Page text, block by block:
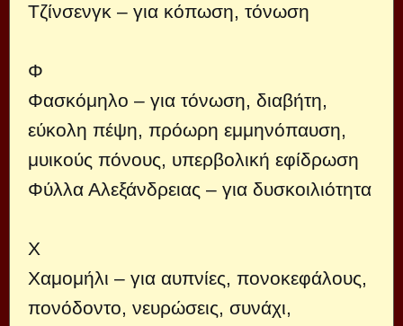
Τζίνσενγκ – για κόπωση, τόνωση
Φ
Φασκόμηλο – για τόνωση, διαβήτη,
εύκολη πέψη, πρόωρη εμμηνόπαυση,
μυικούς πόνους, υπερβολική εφίδρωση
Φύλλα Αλεξάνδρειας – για δυσκοιλιότητα
Χ
Χαμομήλι – για αυπνίες, πονοκεφάλους,
πονόδοντο, νευρώσεις, συνάχι,